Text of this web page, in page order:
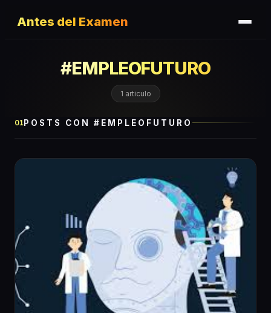
Antes del Examen
#EMPLEOFUTURO
1 articulo
01POSTS CON # EMPLEOFUTURO